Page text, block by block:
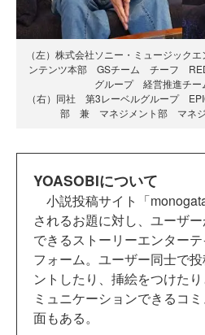
（左）株式会社ソニー・ミュージック
ンテンツ本部 GSチーム チーフ
グループ 経営推進チ
（右）同社 第3レーベルグループ
部 兼 マネジメント部 マネ
YOASOBIについて
小説投稿サイト「
されるお題に対し、ユーザ
できるストーリーエンター
フォーム。ユーザー同士で
ントしたり、挿絵をつけた
ミュニケーションできるコ
面もある。